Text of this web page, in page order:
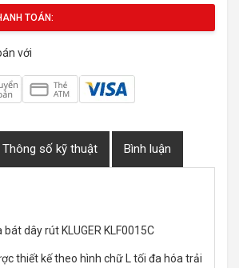
TOÁN:
với
Thông số kỹ thuật Bình luận
bát dây rút KLUGER KLF0015C
thiết kế theo hình chữ L tối đa hóa trải